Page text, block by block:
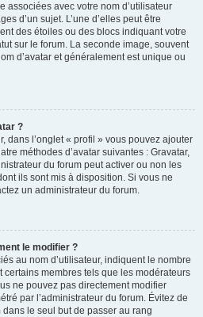
associées avec votre nom d’utilisateur
d’un sujet. L’une d’elles peut être
des étoiles ou des blocs indiquant votre
sur le forum. La seconde image, souvent
d’avatar et généralement est unique ou
?
dans l’onglet « profil » vous pouvez ajouter
méthodes d’avatar suivantes : Gravatar,
du forum peut activer ou non les
ils sont mis à disposition. Si vous ne
un administrateur du forum.
le modifier ?
au nom d’utilisateur, indiquent le nombre
membres tels que les modérateurs
ne pouvez pas directement modifier
par l’administrateur du forum. Évitez de
le seul but de passer au rang